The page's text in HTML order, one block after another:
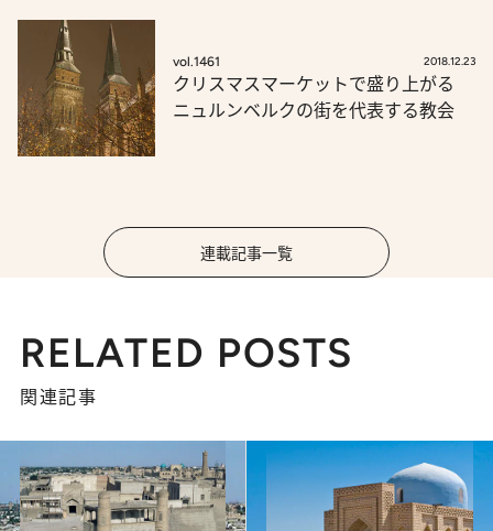
vol.1461 2018.12.23
クリスマスマーケットで盛り上がる
ニュルンベルクの街を代表する教会
連載記事一覧
RELATED POSTS
関連記事